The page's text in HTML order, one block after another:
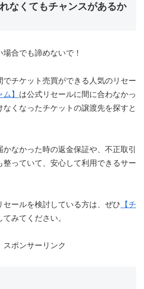
なくてもチャンスがあるか
合でも諦めないで！
でチケット売買ができる人気のリセー
ム】 は公式リセールに間に合わなかっ
なくなったチケットの譲渡先を探すと
なかった時の返金保証や、不正取引
整っていて、安心して利用できるサー
セールを検討している方は、ぜひ 【チ
てみてください。
スポンサーリンク